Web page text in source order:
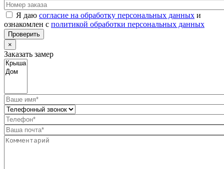
Я даю согласие на обработку персональных данных и
ознакомлен с политикой обработки персональных данных
Проверить
×
Заказать замер